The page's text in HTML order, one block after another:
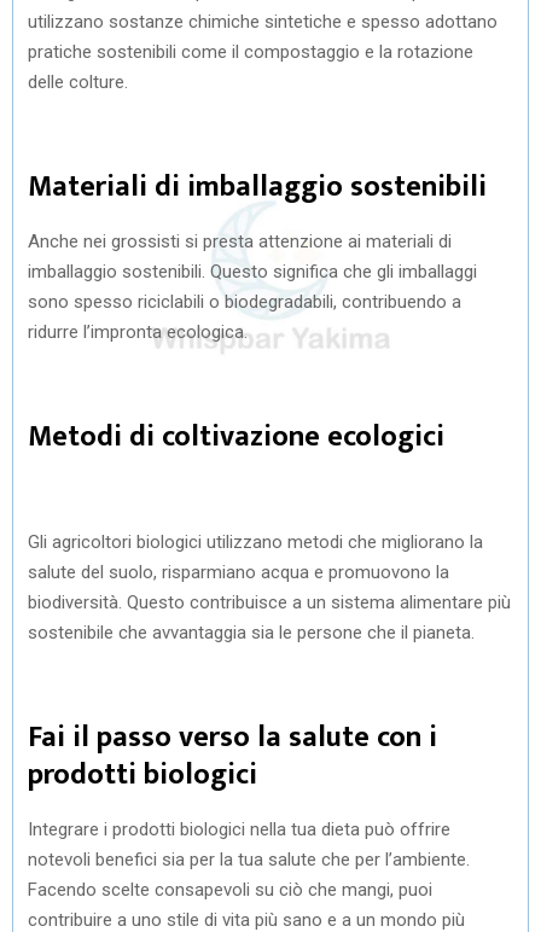
utilizzano sostanze chimiche sintetiche e spesso adottano
pratiche sostenibili come il compostaggio e la rotazione
delle colture.
Materiali di imballaggio sostenibili
Anche nei grossisti si presta attenzione ai materiali di
imballaggio sostenibili. Questo significa che gli imballaggi
sono spesso riciclabili o biodegradabili, contribuendo a
ridurre l’impronta ecologica.
Metodi di coltivazione ecologici
Gli agricoltori biologici utilizzano metodi che migliorano la
salute del suolo, risparmiano acqua e promuovono la
biodiversità. Questo contribuisce a un sistema alimentare più
sostenibile che avvantaggia sia le persone che il pianeta.
Fai il passo verso la salute con i
prodotti biologici
Integrare i prodotti biologici nella tua dieta può offrire
notevoli benefici sia per la tua salute che per l’ambiente.
Facendo scelte consapevoli su ciò che mangi, puoi
contribuire a uno stile di vita più sano e a un mondo più